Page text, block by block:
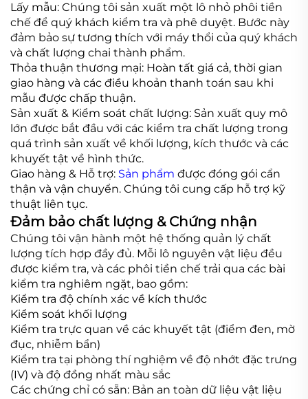
Lấy mẫu: Chúng tôi sản xuất một lô nhỏ phôi tiền
chế để quý khách kiểm tra và phê duyệt. Bước này
đảm bảo sự tương thích với máy thổi của quý khách
và chất lượng chai thành phẩm.
Thỏa thuận thương mại: Hoàn tất giá cả, thời gian
giao hàng và các điều khoản thanh toán sau khi
mẫu được chấp thuận.
Sản xuất & Kiểm soát chất lượng: Sản xuất quy mô
lớn được bắt đầu với các kiểm tra chất lượng trong
quá trình sản xuất về khối lượng, kích thước và các
khuyết tật về hình thức.
Giao hàng & Hỗ trợ: Sản phẩm được đóng gói cẩn
thận và vận chuyển. Chúng tôi cung cấp hỗ trợ kỹ
thuật liên tục.
Đảm bảo chất lượng & Chứng nhận
Chúng tôi vận hành một hệ thống quản lý chất
lượng tích hợp đầy đủ. Mỗi lô nguyên vật liệu đều
được kiểm tra, và các phôi tiền chế trải qua các bài
kiểm tra nghiêm ngặt, bao gồm:
Kiểm tra độ chính xác về kích thước
Kiểm soát khối lượng
Kiểm tra trực quan về các khuyết tật (điểm đen, mờ
đục, nhiễm bẩn)
Kiểm tra tại phòng thí nghiệm về độ nhớt đặc trưng
(IV) và độ đồng nhất màu sắc
Các chứng chỉ có sẵn: Bản an toàn dữ liệu vật liệu